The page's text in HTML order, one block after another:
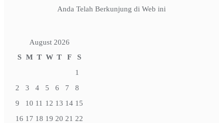
Anda Telah Berkunjung di Web ini
August 2026
S M T W T F
S
1
2
3 4 5 6 7
8
9
10 11 12 13 14 15
16 17 18 19 20 21 22